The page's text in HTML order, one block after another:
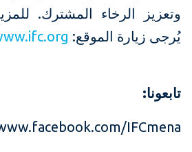
وتعزيز الرخاء المشترك.
يُرجى زيارة الموقع:
تابعونا:
IFCmena